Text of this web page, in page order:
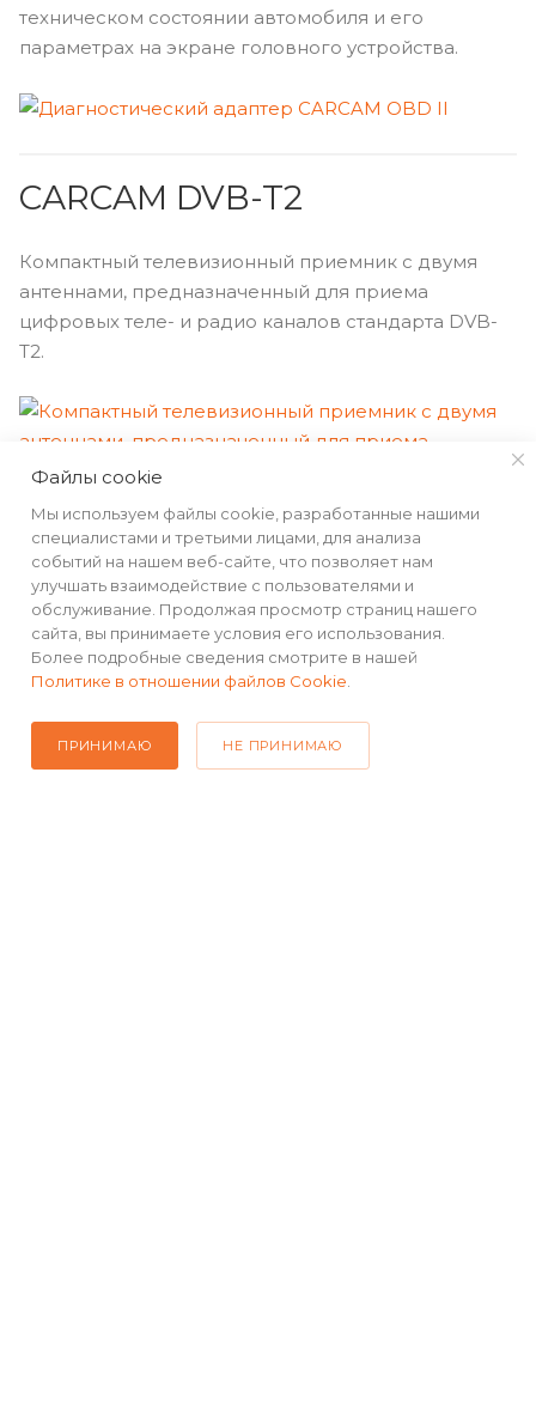
техническом состоянии автомобиля и его
параметрах на экране головного устройства.
CARCAM DVB-T2
Компактный телевизионный приемник с двумя
антеннами, предназначенный для приема
цифровых теле- и радио каналов стандарта DVB-
T2.
Дополнительная AM/FM
антенна CARCAM DAB+
Дополнительная антенна для прослушивания
цифровых радиостанций, которая также позволяет
улучшить прием радиосигнала.
Файлы cookie
Мы используем файлы cookie, разработанные нашими
специалистами и третьими лицами, для анализа
событий на нашем веб-сайте, что позволяет нам
улучшать взаимодействие с пользователями и
обслуживание. Продолжая просмотр страниц нашего
сайта, вы принимаете условия его использования.
Более подробные сведения смотрите в нашей
Политике в отношении файлов Cookie
ПРИНИМАЮ НЕ ПРИНИМАЮ